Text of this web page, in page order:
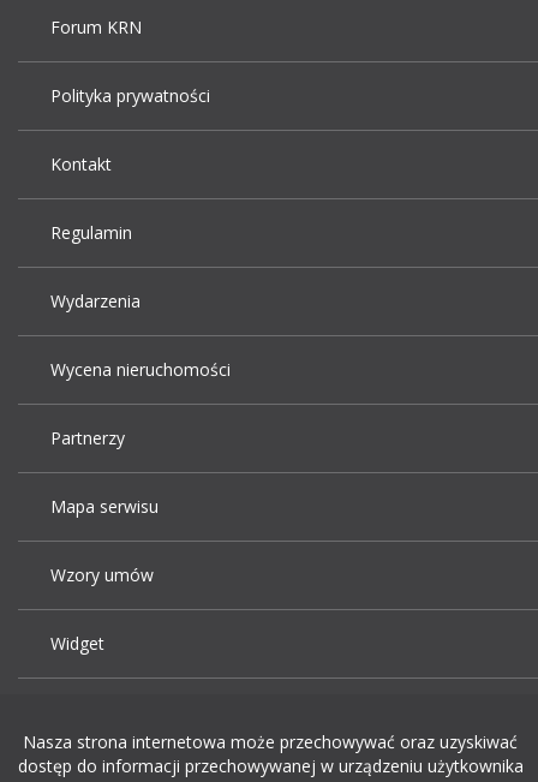
Forum KRN
Polityka prywatności
Kontakt
Regulamin
Wydarzenia
Wycena nieruchomości
Partnerzy
Mapa serwisu
Wzory umów
Widget
Nasza strona internetowa może przechowywać oraz uzyskiwać
dostęp do informacji przechowywanej w urządzeniu użytkownika